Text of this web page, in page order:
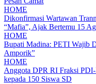
HOME
Dikonfirmasi Wartawan
“Mafia”, Ajak Bertemu 15
HOME
Bupati Madina: PETI Wajib
Amporik”
HOME
Anggota DPR RI Fraksi
kepada 150 Siswa SD